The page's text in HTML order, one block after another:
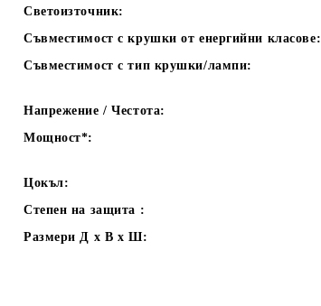
Светоизточник:
Съвместимост с крушки от енергийни класове:
Съвместимост с тип крушки/лампи:
Напрежение / Честота:
Мощност*:
Цокъл:
Степен на защита :
Размери Д х В х Ш: